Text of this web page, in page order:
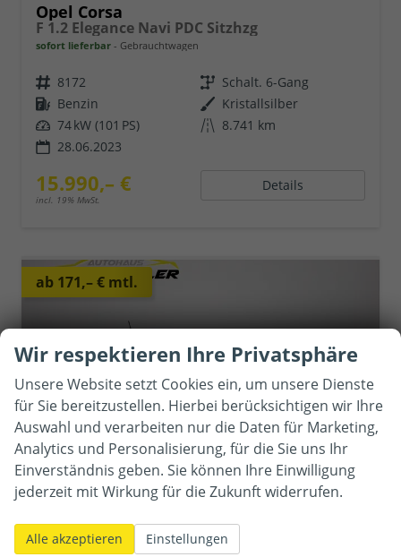
Opel Corsa
F 1.2 Elegance Navi PDC Sitzhzg
sofort lieferbar Gebrauchtwagen
8172
Schalt. 6-Gang
Benzin
Kristallsilber
74 kW (101 PS)
8.741 km
28.06.2023
15.990,– €
incl. 19% MwSt.
Details
ab 171,– € mtl.
Opel Corsa
F 1.2 PDC Kamera Sitzhzg
Wir respektieren Ihre Privatsphäre
Unsere Website setzt Cookies ein, um unsere Dienste
für Sie bereitzustellen. Hierbei berücksichtigen wir Ihre
Auswahl und verarbeiten nur die Daten für Marketing,
Analytics und Personalisierung, für die Sie uns Ihr
Einverständnis geben. Sie können Ihre Einwilligung
jederzeit mit Wirkung für die Zukunft widerrufen.
Alle akzeptieren Einstellungen